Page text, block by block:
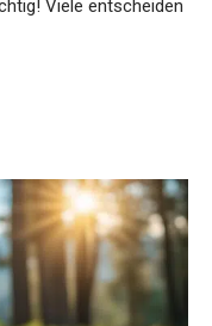
Viele entscheiden